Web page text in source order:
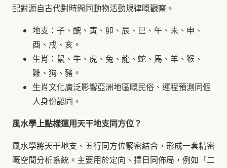
配對源自古代對時間同動物活動規律嘅觀察。
地支：子、醜、寅、卯、辰、巳、午、未、申、
酉、戌、亥。
生肖：鼠、牛、虎、兔、龍、蛇、馬、羊、猴、
雞、狗、豬。
生肖文化廣泛影響亞洲地區嘅民俗、運程預測同個
人身份認同。
風水學上點樣運用天干地支同方位？
風水學將天干地支、五行同方位緊密結合，形成一套精密
嘅空間分析系統。主要用於定向、擇日同佈局，例如「二